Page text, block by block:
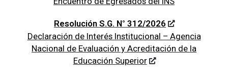
Resolución S.G. N° 312/2026
Declaración de Interés Institucional – Agencia
Nacional de Evaluación y Acreditación de la
Educación Superior